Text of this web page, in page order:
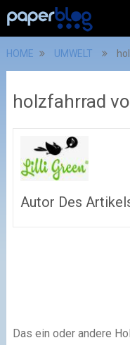
HOME UMWELT
holzfahrrad
Autor Des
Das ein oder andere